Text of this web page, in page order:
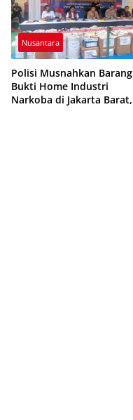
Nusantara
Polisi Musnahkan Barang
Bukti Home Industri
Narkoba di Jakarta Barat,